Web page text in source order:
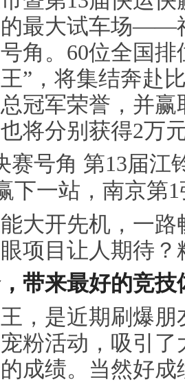
最大试车场——
角。60位全国
”，将集结奔赴
冠军荣誉，并
将分别获得2万
大开先机，一
项目让人期待
带来最好的竞技
，是近期刷爆
粉活动，吸引
成绩。当然好